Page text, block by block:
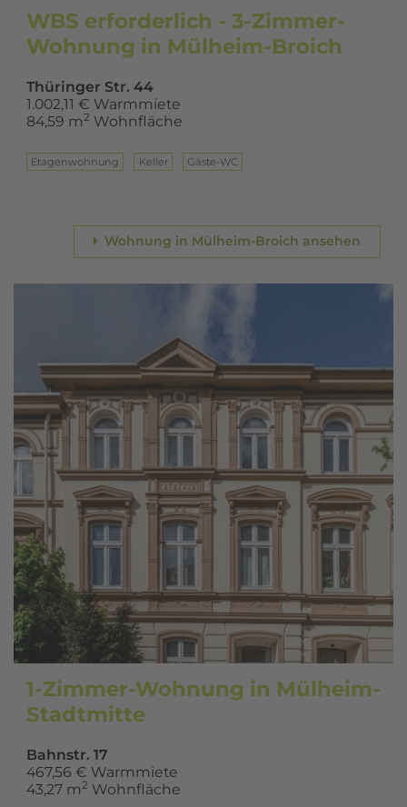
WBS erforderlich - 3-Zimmer-
Wohnung in Mülheim-Broich
Thüringer Str. 44
1.002,11 € Warmmiete
84,59 m2 Wohnfläche
Eta­gen­woh­nung Keller Gäste-WC
Wohnung in Mülheim-Broich ansehen
1-Zimmer-Wohnung in Mülheim-
Stadtmitte
Bahnstr. 17
467,56 € Warmmiete
43,27 m2 Wohnfläche